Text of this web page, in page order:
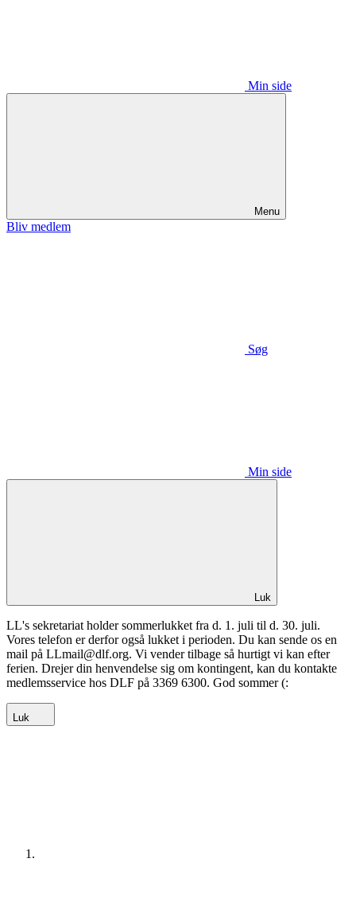
Min side
Menu
Bliv medlem
Søg
Min side
Luk
LL's sekretariat holder sommerlukket fra d. 1. juli til d. 30. juli.
Vores telefon er derfor også lukket i perioden. Du kan sende os en
mail på LLmail@dlf.org. Vi vender tilbage så hurtigt vi kan efter
ferien. Drejer din henvendelse sig om kontingent, kan du kontakte
medlemsservice hos DLF på 3369 6300. God sommer (:
Luk